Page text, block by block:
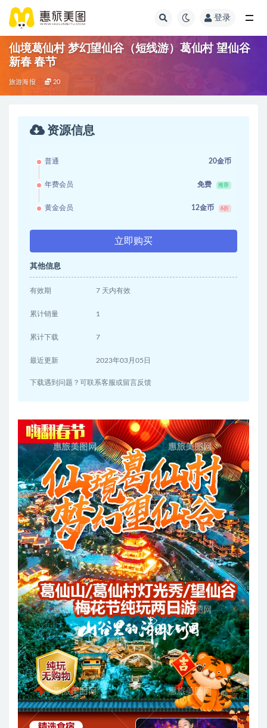
登录
仙境葛仙村 梦幻望仙谷（短线游）葛仙村 望仙谷
新春 春节
旅游海报 20
资源信息
普通 20金币
年费会员 免费 推荐
黄金会员 12金币 6折
立即购买
其他信息
有效期 7 天内有效
累计销量 1
累计下载 7
最近更新 2023年03月05日
下载遇到问题？可联系客服或留言反馈